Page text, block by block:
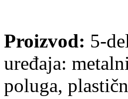
Proizvod: 5-
uređaja:
poluga,